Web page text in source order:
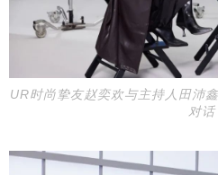
UR时尚挚友赵奕欢与主持人田沛
对话